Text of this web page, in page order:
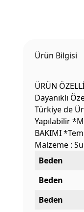
Ürün Bilgisi
ÜRÜN
Dayanıklı
Türkiye de
Yapılabilir
BAKIMI
Malzeme :
Beden
Beden
Beden